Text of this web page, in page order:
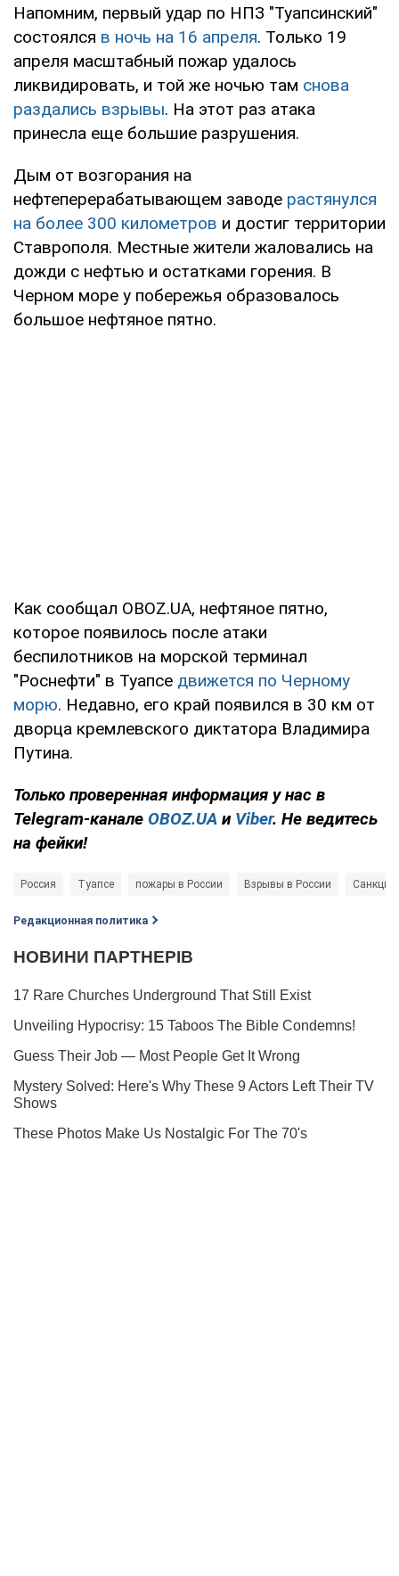
Напомним, первый удар по НПЗ "Туапсинский"
состоялся в ночь на 16 апреля. Только 19
апреля масштабный пожар удалось
ликвидировать, и той же ночью там снова
раздались взрывы. На этот раз атака
принесла еще большие разрушения.
Дым от возгорания на
нефтеперерабатывающем заводе растянулся
на более 300 километров и достиг территории
Ставрополя. Местные жители жаловались на
дожди с нефтью и остатками горения. В
Черном море у побережья образовалось
большое нефтяное пятно.
Как сообщал OBOZ.UA, нефтяное пятно,
которое появилось после атаки
беспилотников на морской терминал
"Роснефти" в Туапсе движется по Черному
морю. Недавно, его край появился в 30 км от
дворца кремлевского диктатора Владимира
Путина.
Только проверенная информация у нас в
Telegram-канале OBOZ.UA и Viber. Не ведитесь
на фейки!
Россия Туапсе пожары в России Взрывы в России Санкции
Редакционная политика